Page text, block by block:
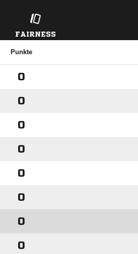
FAIRNESS
Punkte
0
0
0
0
0
0
0
0